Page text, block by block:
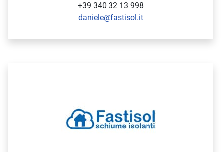
+39 340 32 13 998
daniele@fastisol.it